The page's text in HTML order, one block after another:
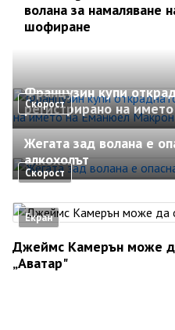
волана за намаляване
шофиране
Скорост
Французин купи
регистрирано на
Скорост
Жегата зад волана е
алкохолът
Екран
Джеймс Камерън може
„Аватар"